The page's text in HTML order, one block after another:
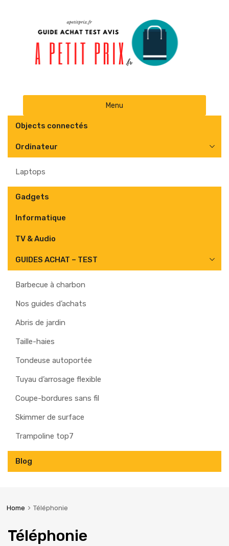
content
Menu
Objects connectés
Ordinateur
Laptops
Gadgets
Informatique
TV & Audio
GUIDES ACHAT – TEST
Barbecue à charbon
Nos guides d’achats
Abris de jardin
Taille-haies
Tondeuse autoportée
Tuyau d’arrosage flexible
Coupe-bordures sans fil
Skimmer de surface
Trampoline top7
Blog
Home Téléphonie
Téléphonie